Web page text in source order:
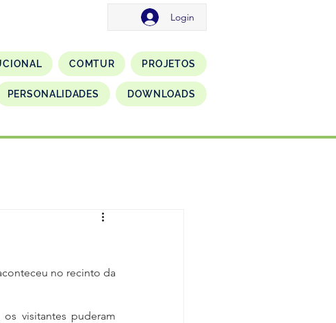
COMTUR PROJETOS
PERSONALIDADES DOWNLOADS
Login
no recinto da
visitantes puderam